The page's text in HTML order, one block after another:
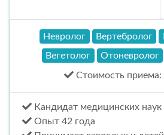
Невролог Вертебролог
Вегетолог
Отоневролог
Стоимость приема:
Кандидат медицинских наук
Опыт 42 года